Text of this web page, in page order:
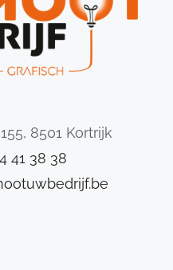
8501 Kortrijk
41 38 38